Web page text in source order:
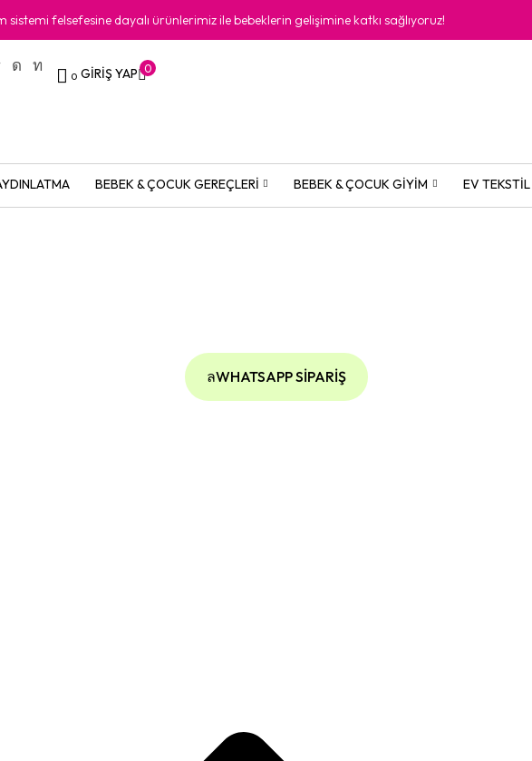
sistemi felsefesine dayalı ürünlerimiz ile bebeklerin gelişimine katkı sağlıyoruz!
0 GIRIŞ YAP 0
BEBEK & ÇOCUK GEREÇLERI BEBEK & ÇOCUK GIYIM EV TEKSTIL
WHATSAPP SIPARIŞ